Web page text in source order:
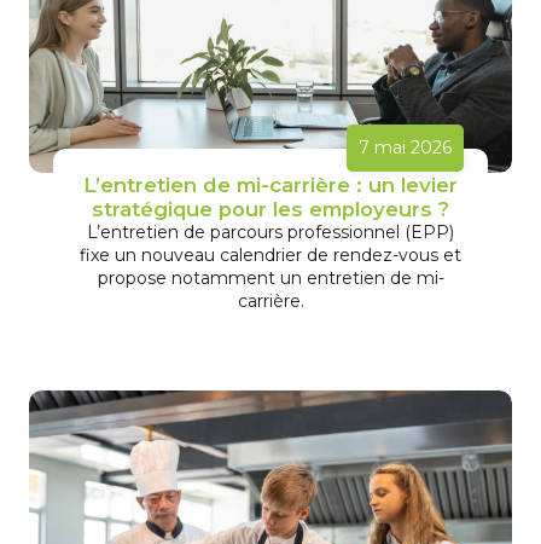
7 mai 2026
L’entretien de mi-carrière : un levier
stratégique pour les employeurs ?
L’entretien de parcours professionnel (EPP)
fixe un nouveau calendrier de rendez-vous et
propose notamment un entretien de mi-
carrière.